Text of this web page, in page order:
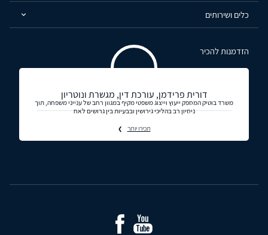
כלים ושירותים
הזדמנות להכיר
דורית פרידמן, עורכת דין, מגשרת ונוטריון
משרד בוטיק המספק ייעוץ וייצוג משפטי מקיף במגוון רחב של ענייני משפחה, תוך
ניסיון רב בהליכי גירושין ובבעיות בין גרושים לאח
תכירו יותר